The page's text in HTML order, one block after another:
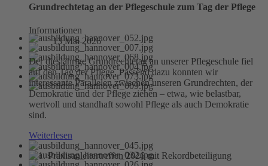
Grundrechtetag an der Pflegeschule zum Tag der Pflege
Informationen
13 Mai 2026
Der diesjährige Grundrechtetag an unserer Pflegeschule fiel
auf den Tag der Pflege. Passend dazu konnten wir
interessante Parallelen zwischen unseren Grundrechten, der
Demokratie und der Pflege ziehen – etwa, wie belastbar,
wertvoll und standhaft sowohl Pflege als auch Demokratie
sind.
Weiterlesen